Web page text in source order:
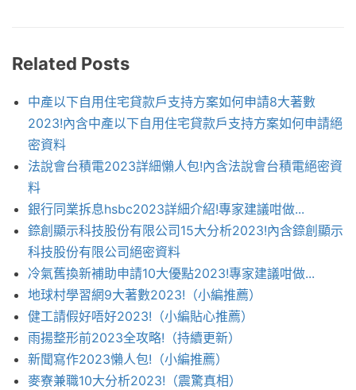
Related Posts
中產以下自用住宅貸款戶支持方案如何申請8大著數
2023!內含中產以下自用住宅貸款戶支持方案如何申請絕
密資料
法說會台積電2023詳細懶人包!內含法說會台積電絕密資
料
銀行同業拆息hsbc2023詳細介紹!專家建議咁做...
錼創顯示科技股份有限公司15大分析2023!內含錼創顯示
科技股份有限公司絕密資料
冷氣舊換新補助申請10大優點2023!專家建議咁做...
地球村學習網9大著數2023!（小編推薦）
健工請假好唔好2023!（小編貼心推薦）
雨揚整形前2023全攻略!（持續更新）
新聞寫作2023懶人包!（小編推薦）
麥寮兼職10大分析2023!（震驚真相）